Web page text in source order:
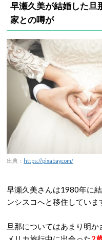
早瀬久美が結婚した旦
家との噂が
出典： https://pixabay.com/
早瀬久美さんは1980年に
ンシスコへと移住していま
旦那についてはあまり明